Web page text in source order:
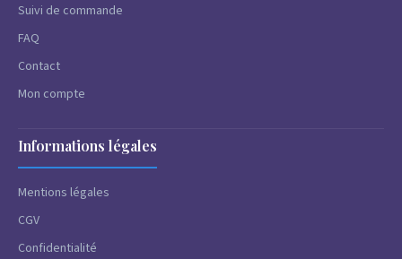
Suivi de commande
FAQ
Contact
Mon compte
Informations légales
Mentions légales
CGV
Confidentialité